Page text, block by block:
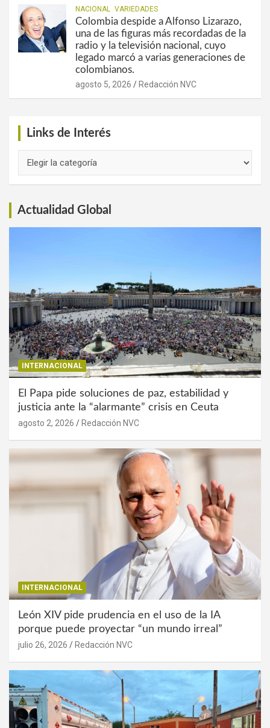
NACIONAL VARIEDADES
Colombia despide a Alfonso Lizarazo,
una de las figuras más recordadas de la
radio y la televisión nacional, cuyo
legado marcó a varias generaciones de
colombianos.
agosto 5, 2026 Redacción NVC
Links de Interés
Actualidad Global
INTERNACIONAL
El Papa pide soluciones de paz, estabilidad y
justicia ante la “alarmante” crisis en Ceuta
agosto 2, 2026 Redacción NVC
INTERNACIONAL
León XIV pide prudencia en el uso de la IA
porque puede proyectar “un mundo irreal”
julio 26, 2026 Redacción NVC